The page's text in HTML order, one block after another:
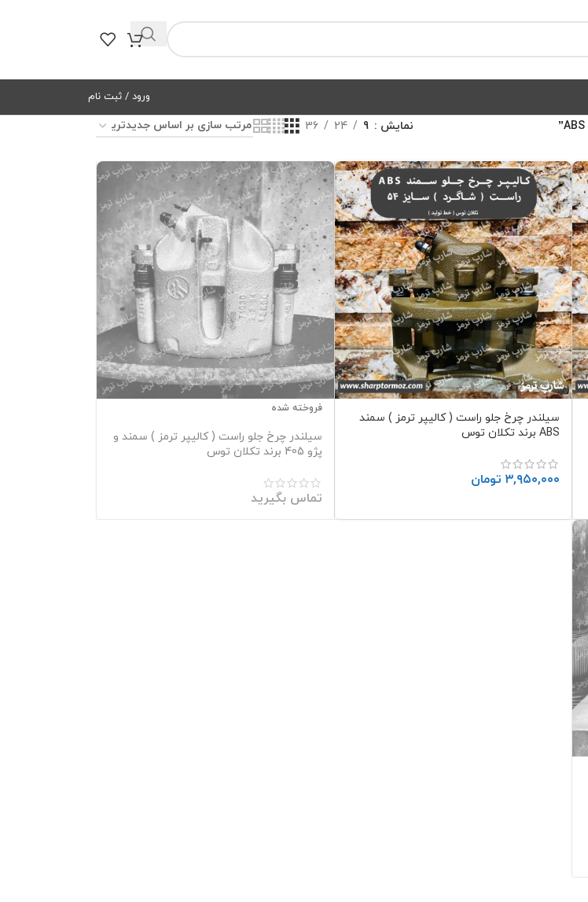
ورود / ثبت نام
نمایش 9
24
36
سیلندر چرخ جلو راست ( کالیپر ترمز ) سمند
ABS برند تکلان توس
۳,۹۵۰,۰۰۰ تومان
فروخته شده
سیلندر چرخ جلو راست ( کالیپر ترمز ) سمند و
پژو 405 برند تکلان توس
تماس بگیرید